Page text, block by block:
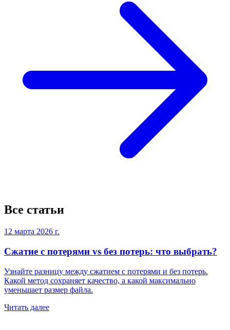
Все статьи
12 марта 2026 г.
Сжатие с потерями vs без потерь: что выбрать?
Узнайте разницу между сжатием с потерями и без потерь.
Какой метод сохраняет качество, а какой максимально
уменьшает размер файла.
Читать далее